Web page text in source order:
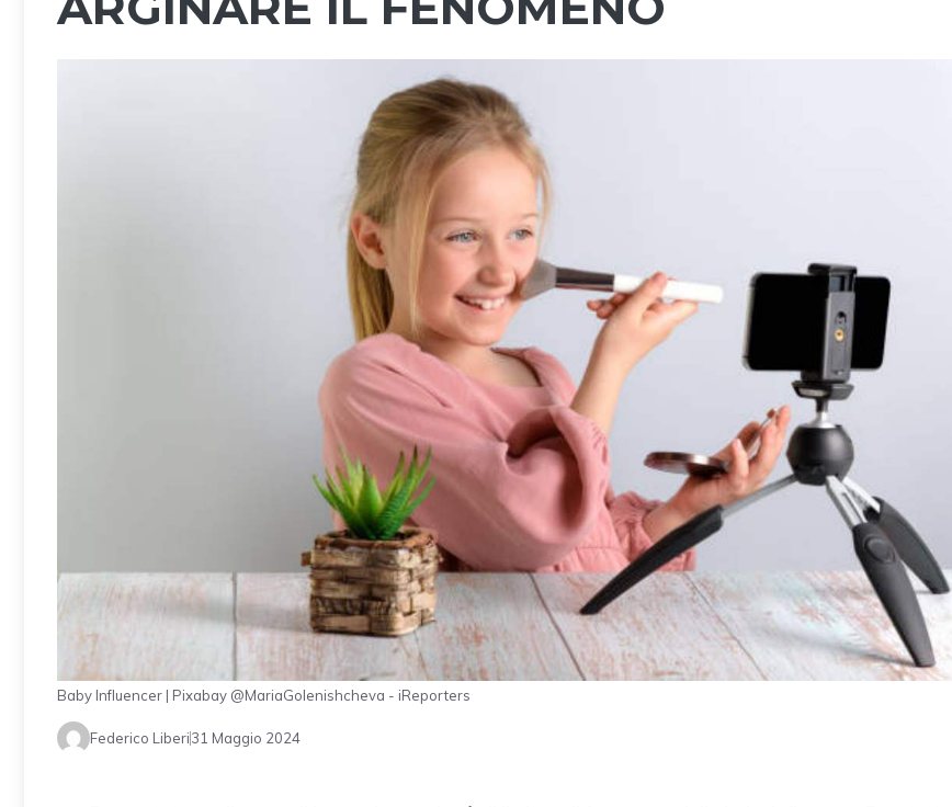
Baby Influencer | Pixabay @MariaGolenishcheva - iReporters
Federico Liberi31 Maggio 2024